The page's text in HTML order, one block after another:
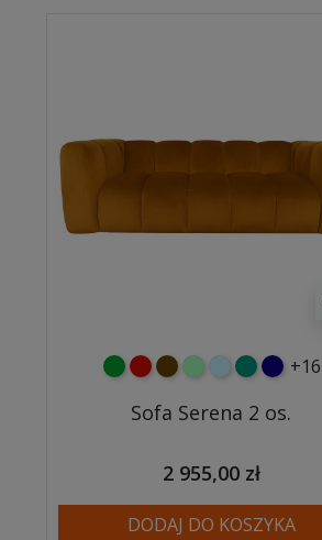
zielonyczerwony
czekoladowy
miętowybłękitnyturkusowy
+16
Sofa Serena 2 os.
2 955,00 zł
DODAJ DO KOSZYKA